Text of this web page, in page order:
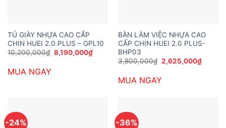
TỦ GIÀY NHỰA CAO CẤP
CHIN HUEI 2.0 PLUS – GPL10
10,200,000₫ Giá
gốc
8,190,000₫Giá
hiện
8,190,000₫.
MUA NGAY
BÀN LÀM VIỆC NHỰA CAO
CẤP CHIN HUEI 2.0 PLUS-
BHP03
3,800,000₫ Giá
gốc
3,800,000₫.
2,625,000₫Giá
hiện
MUA NGAY
-24% -36%